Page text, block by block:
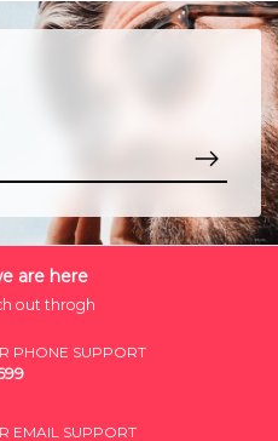
are here
out throgh
PHONE SUPPORT
EMAIL SUPPORT